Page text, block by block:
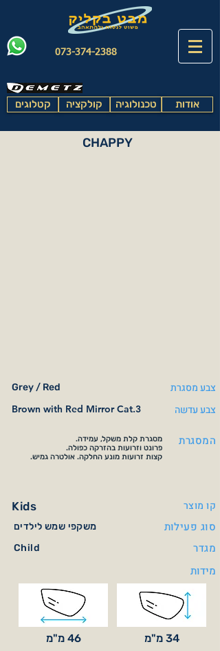
073-374-2388
קטלוגים קולקציה טכנולוגיה אודות
CHAPPY
Grey / Red צבע מסגרת
Brown with Red Mirror Cat.3 צבע עדשה
מסגרת קלת משקל, עמידה.
פרונט וזרועות בהזרקה כפולה.
קצות זרועות מונע החלקה. אולטרה גמיש.
המסגרת
Kids קו מוצר
משקפי שמש לילדים סוג פעילות
Child
מגדר
מידות
46 מ"מ 34 מ"מ